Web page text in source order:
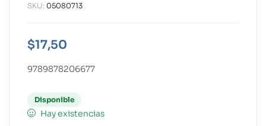
SKU: 05080713
$17,50
9789878206677
Disponible
Hay existencias